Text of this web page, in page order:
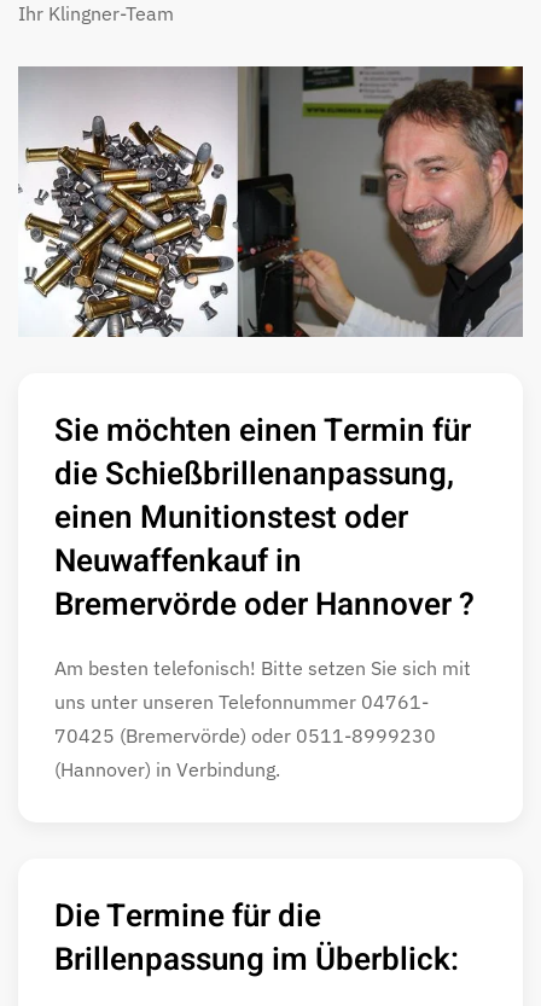
Ihr Klingner-Team
Sie möchten einen Termin für
die Schieß­brillen­anpassung,
einen Munitionstest oder
Neuwaffenkauf in
Bremervörde oder Hannover ?
Am besten telefonisch! Bitte setzen Sie sich mit
uns unter unseren Telefonnummer 04761-
70425 (Bremervörde) oder 0511-8999230
(Hannover) in Verbindung.
Die Termine für die
Brillenpassung im Überblick: